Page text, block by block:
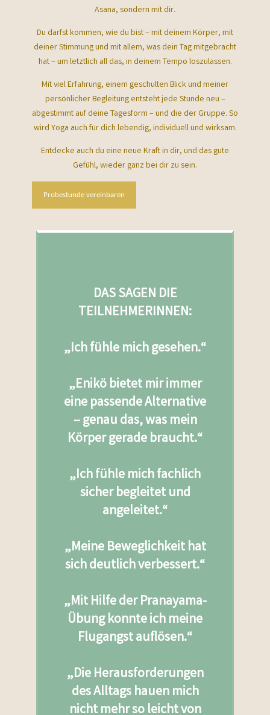
Asana, sondern mit dir.
Du darfst kommen, wie du bist – mit deinem Körper, mit
deiner Stimmung und mit allem, was dein Tag mitgebracht
hat – um letztlich all das, in deinem Tempo loszulassen.
Mit viel Erfahrung, einem geschulten Blick und meiner
persönlicher Begleitung entsteht jede Stunde neu –
abgestimmt auf deine Tagesform – und die der Gruppe. So
wird Yoga auch für dich lebendig, individuell und wirksam.
Entdecke auch du eine neue Kraft in dir, und das gute
Gefühl, wieder ganz bei dir zu sein.
Probestunde vereinbaren
DAS SAGEN DIE
TEILNEHMERINNEN:
„Ich fühle mich gesehen.“
„Enikö bietet mir immer
eine passende Alternative
– genau das, was mein
Körper gerade braucht.“
„Ich fühle mich fachlich
sicher begleitet und
angeleitet.“
„Meine Beweglichkeit hat
sich deutlich verbessert.“
„Mit Hilfe der Pranayama-
Übung konnte ich meine
Flugangst auflösen.“
„Die Herausforderungen
des Alltags hauen mich
nicht mehr so leicht von